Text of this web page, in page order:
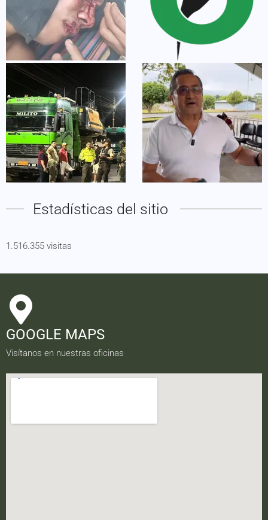
Estadísticas del sitio
1.516.355 visitas
GOOGLE MAPS
Visítanos en nuestras oficinas